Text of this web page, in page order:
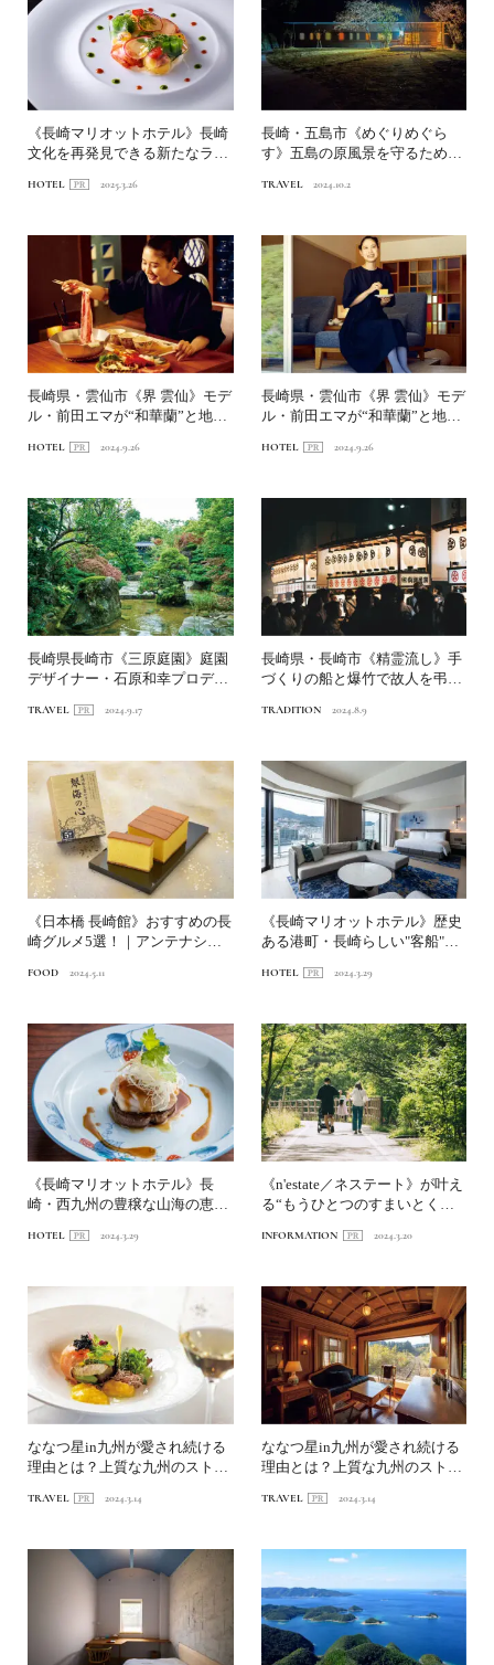
《長崎マリオットホテル》長崎
文化を再発見できる新たなラン
HOTEL 2025.3.26
長崎・五島市《めぐりめぐら
す》五島の原風景を守るための
TRAVEL 2024.10.2
長崎県・雲仙市《界 雲仙》モデ
ル・前田エマが“和華蘭”と地獄
HOTEL 2024.9.26
長崎県・雲仙市《界 雲仙》モデ
ル・前田エマが“和華蘭”と地獄
HOTEL 2024.9.26
長崎県長崎市《三原庭園》庭園
デザイナー・石原和幸プロデュ
TRAVEL 2024.9.17
長崎県・長崎市《精霊流し》手
づくりの船と爆竹で故人を弔う
TRADITION 2024.8.9
《日本橋 長崎館》おすすめの長
崎グルメ5選！｜アンテナショ
FOOD 2024.5.11
《長崎マリオットホテル》歴史
ある港町・長崎らしい"客船"を
HOTEL 2024.3.29
《長崎マリオットホテル》長
崎・西九州の豊穣な山海の恵み
HOTEL 2024.3.29
《n'estate／ネステート》が叶え
る“もうひとつのすまいとくら
INFORMATION 2024.3.20
ななつ星in九州が愛され続ける
理由とは？上質な九州のストー
TRAVEL 2024.3.14
ななつ星in九州が愛され続ける
理由とは？上質な九州のストー
TRAVEL 2024.3.14